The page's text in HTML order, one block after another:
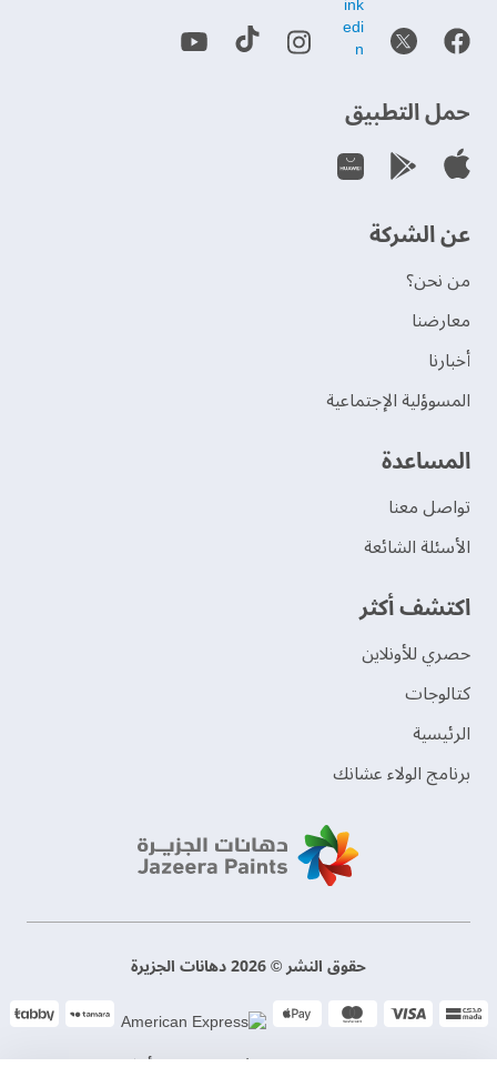
حمل التطبيق
عن الشركة
من نحن؟
‫معارضنا‬
‫أخبارنا‬
المسوؤلية الإجتماعية
‫المساعدة‬
تواصل معنا
الأسئلة الشائعة
اكتشف أكثر
حصري للأونلاين
‫كتالوجات‬
الرئيسية
برنامج الولاء عشانك
حقوق النشر © 2026 دهانات الجزيرة